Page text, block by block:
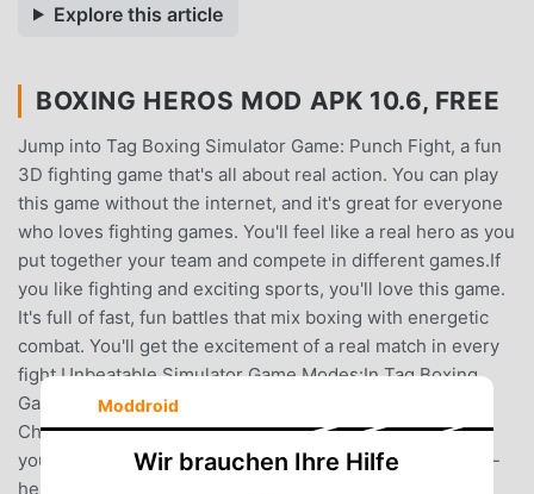
Explore this article
BOXING HEROS MOD APK 10.6, FREE
Jump into Tag Boxing Simulator Game: Punch Fight, a fun
3D fighting game that's all about real action. You can play
this game without the internet, and it's great for everyone
who loves fighting games. You'll feel like a real hero as you
put together your team and compete in different games.If
you like fighting and exciting sports, you'll love this game.
It's full of fast, fun battles that mix boxing with energetic
combat. You'll get the excitement of a real match in every
fight.Unbeatable Simulator Game Modes:In Tag Boxing
Game: Punch Fight, there are fun ways to play like
Championships to win the top prize, Challenges to test
your skills, quick Arcade games for fast fun, and head-to-
head battles in Versus mode. Each mode offers different
Moddroid
Wir brauchen Ihre Hilfe